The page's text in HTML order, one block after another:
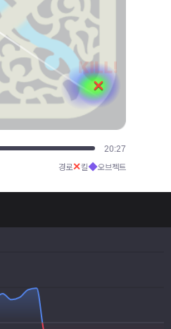
22:38
경로✕킬◆오브젝트